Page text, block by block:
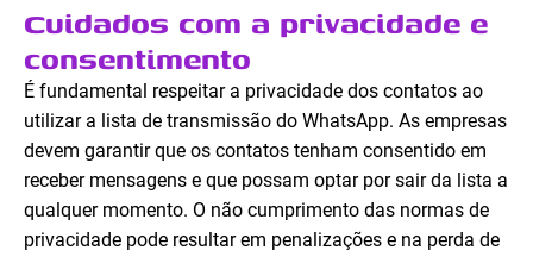
Cuidados com a privacidade e
consentimento
É fundamental respeitar a privacidade dos contatos ao
utilizar a lista de transmissão do WhatsApp. As empresas
devem garantir que os contatos tenham consentido em
receber mensagens e que possam optar por sair da lista a
qualquer momento. O não cumprimento das normas de
privacidade pode resultar em penalizações e na perda de